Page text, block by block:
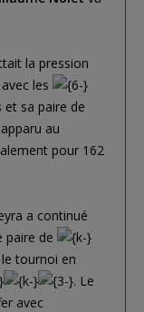
la pression
les
et sa paire de
au
pour 162
a continué
paire de
tournoi en
. Le
avec